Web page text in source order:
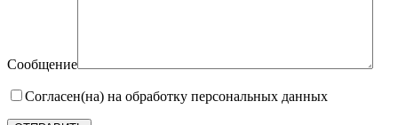
Сообщение
Согласен(на) на обработку персональных данных